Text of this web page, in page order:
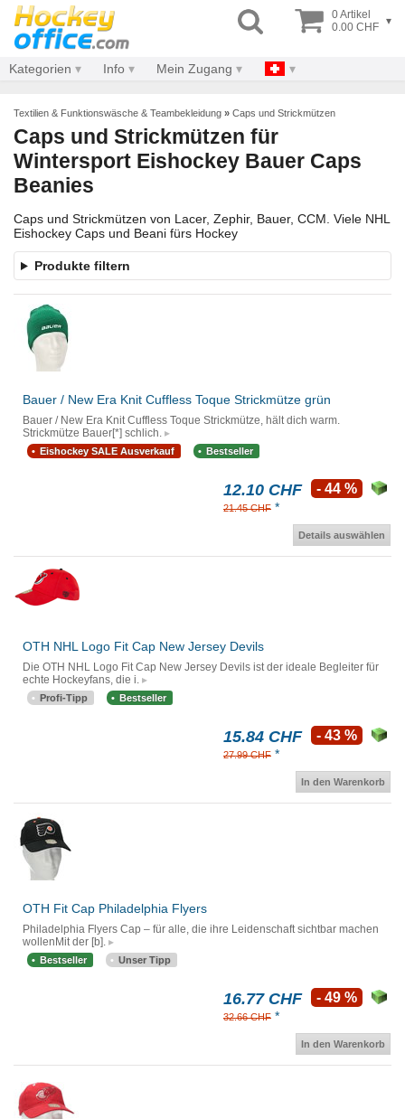
0 Artikel
0.00 CHF ▾
Kategorien Info Mein Zugang
Textilien & Funktionswäsche & Teambekleidung » Caps und Strickmützen
Caps und Strickmützen für
Wintersport Eishockey Bauer Caps
Beanies
Caps und Strickmützen von Lacer, Zephir, Bauer, CCM. Viele NHL
Eishockey Caps und Beani fürs Hockey
Produkte filtern
Bauer / New Era Knit Cuffless Toque Strickmütze grün
Bauer / New Era Knit Cuffless Toque Strickmütze, hält dich warm.
Strickmütze Bauer[*] schlich.
Eishockey SALE Ausverkauf Bestseller
12.10 CHF
21.45 CHF *
- 44 %
Details auswählen
OTH NHL Logo Fit Cap New Jersey Devils
Die OTH NHL Logo Fit Cap New Jersey Devils ist der ideale Begleiter für
echte Hockeyfans, die i.
Profi-Tipp Bestseller
15.84 CHF
27.99 CHF *
- 43 %
In den Warenkorb
OTH Fit Cap Philadelphia Flyers
Philadelphia Flyers Cap – für alle, die ihre Leidenschaft sichtbar machen
wollenMit der [b].
Bestseller Unser Tipp
16.77 CHF
32.66 CHF *
- 49 %
In den Warenkorb